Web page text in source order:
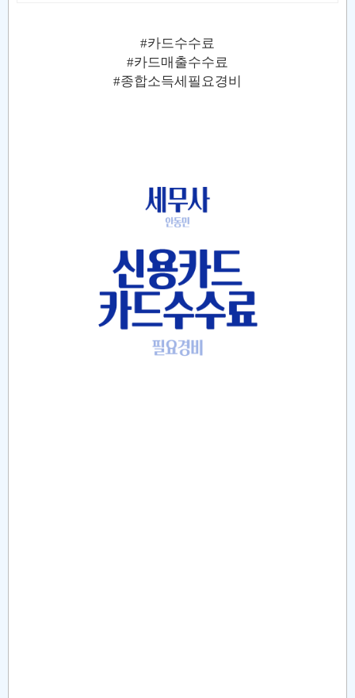
#카드수수료
#카드매출수수료
#종합소득세필요경비